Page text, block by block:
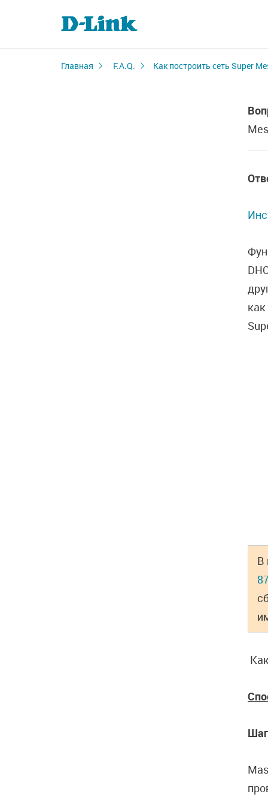
Главная F.A.Q. Как построить сеть Super
В